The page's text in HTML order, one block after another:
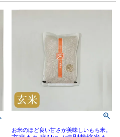
お米のほど良い甘さが美味しいもち米。